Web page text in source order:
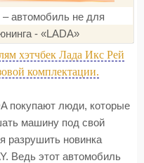
хэтчбек Лада Икс Рей
комплектации.
покупают люди, которые
машину под свой
разрушить новинка
Ведь этот автомобиль